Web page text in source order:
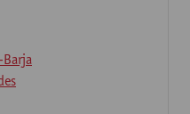
Barja